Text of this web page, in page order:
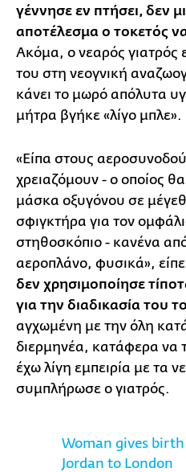
γέννησε εν πτήσει, δεν
αποτέλεσμα ο τοκετός
Ακόμα, ο νεαρός γιατρός
του στη νεογνική
κάνει το μωρό απόλυτα
μήτρα βγήκε «λίγο μπλε».
«Είπα στους
χρειαζόμουν - ο οποίος
μάσκα οξυγόνου σε
σφιγκτήρα για τον
στηθοσκόπιο - κανένα
αεροπλάνο, φυσικά»,
δεν χρησιμοποίησε
για την διαδικασία του
αγχωμένη με την όλη
διερμηνέα, κατάφερα να
έχω λίγη εμπειρία με τα
συμπλήρωσε ο γιατρός.
Woman gives
Jordan to London